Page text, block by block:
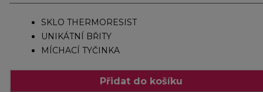
SKLO THERMORESIST
UNIKÁTNÍ BŘITY
MÍCHACÍ TYČINKA
Přidat do košíku